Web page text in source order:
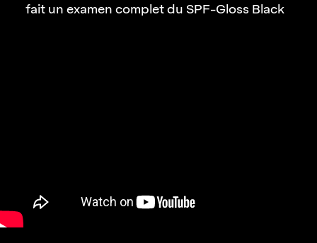
fait un examen complet du SPF-Gloss Black